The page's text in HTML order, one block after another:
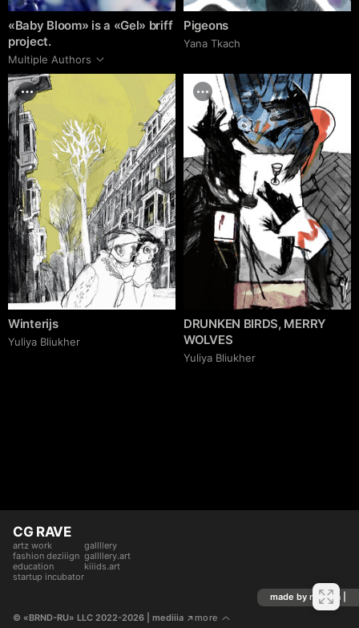
«Baby Bloom» is a «Gel» briff
project.
Multiple Authors
Pigeons
Yana Tkach
Winterijs
Yuliya Bliukher
DRUNKEN BIRDS, MERRY
WOLVES
Yuliya Bliukher
CG RAVE
artz work
fashion deziiign
education
startup incubator
gallllery
gallllery.art
kiiids.art
made by mediiia |
© «BRND-RU» LLC 2022-2026 | mediiia ↗more